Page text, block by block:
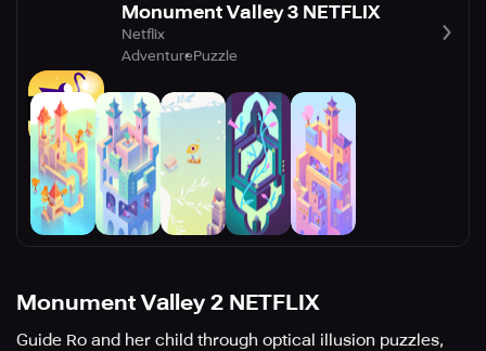
Monument Valley 3 NETFLIX
Netflix
AdventurePuzzle
Monument Valley 2 NETFLIX
Guide Ro and her child through optical illusion puzzles,